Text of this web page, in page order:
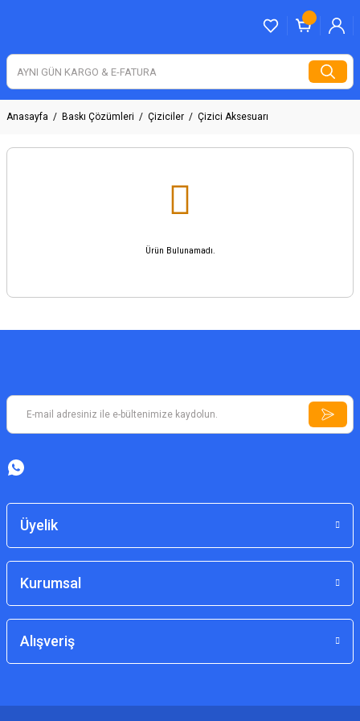
Anasayfa Baskı Çözümleri Çiziciler Çizici Aksesuarı
Ürün Bulunamadı.
Üyelik
Kurumsal
Alışveriş